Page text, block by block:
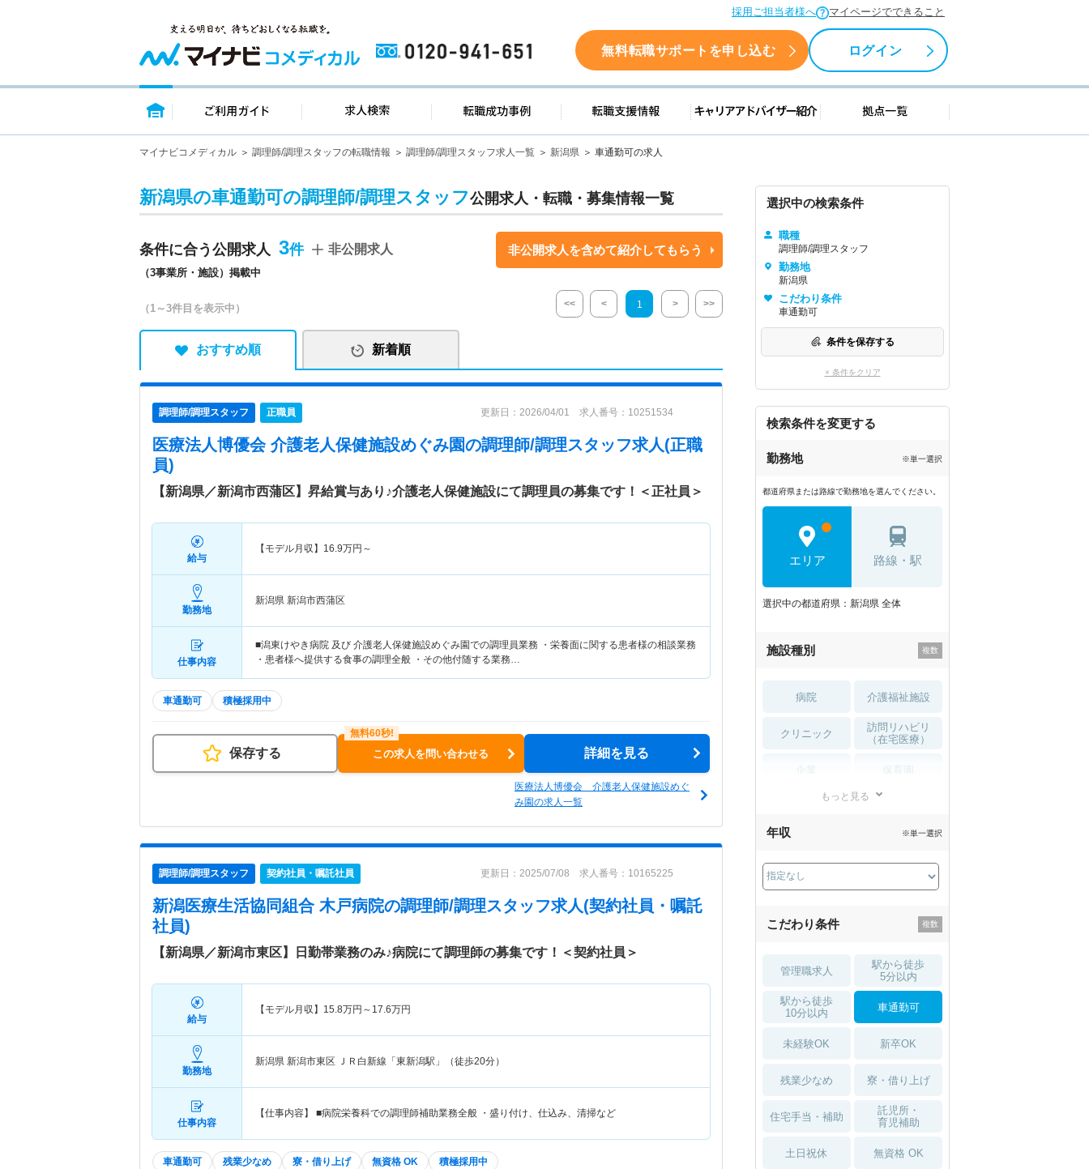
採用ご担当者様へ マイページでできること
0120-941-651 無料転職サポートを申し込む ログイン
トップページ ご利用ガイド 求人検索 転職成功事例 転職支援情報 キャリアアドバイザー紹介 拠点一覧
マイナビコメディカル 調理師/調理スタッフの転職情報 調理師/調理スタッフ求人一覧 新潟県 車通勤可の求人
新潟県の車通勤可の調理師/調理スタッフ公開求人・転職・募集情報一覧
条件に合う公開求人 3
（3事業所・施設）掲載中
非公開求人 非公開求人を含めて紹介してもらう
（1～3件目を表示中） << < 1 > >>
おすすめ順 新着順
調理師/調理スタッフ 正職員 更新日：2026/04/01 求人番号：10251534
医療法人博優会 介護老人保健施設めぐみ園の調理師/調理スタッフ求人(正職
員)
【新潟県／新潟市西蒲区】昇給賞与あり♪介護老人保健施設にて調理員の募集です！＜正社員＞
給与
【モデル月収】 16.9万円～
勤務地
新潟県 新潟市西蒲区
仕事内容
■潟東けやき病院 及び 介護老人保健施設めぐみ園での調理員業務 ・栄養面に関する患者様の相談業務
・患者様へ提供する食事の調理全般 ・その他付随する業務…
車通勤可 積極採用中
保存する この求人を問い合わせる 詳細を見る
医療法人博優会 介護老人保健施設めぐ
み園の求人一覧
調理師/調理スタッフ 契約社員・嘱託社員 更新日：2025/07/08 求人番号：10165225
新潟医療生活協同組合 木戸病院の調理師/調理スタッフ求人(契約社員・嘱託
社員)
【新潟県／新潟市東区】日勤帯業務のみ♪病院にて調理師の募集です！＜契約社員＞
給与
【モデル月収】 15.8万円～ 17.6万円
勤務地
新潟県 新潟市東区 ＪＲ白新線「東新潟駅」（徒歩20分）
仕事内容
【仕事内容】 ■病院栄養科での調理師補助業務全般 ・盛り付け、仕込み、清掃など
車通勤可 残業少なめ 寮・借り上げ 無資格 OK 積極採用中
選択中の検索条件
職種
調理師/調理スタッフ
勤務地
新潟県
こだわり条件
車通勤可
条件を保存する
× 条件をクリア
検索条件を変更する
勤務地 ※単一選択
都道府県または路線で勤務地を選んでください。
エリア 路線・駅
選択中の都道府県：新潟県 全体
施設種別
病院 介護福祉施設
クリニック
訪問リハビリ
（在宅医療）
薬局・
もっと見る
年収 ※単一選択
こだわり条件
管理職求人
駅から徒歩
5分以内
駅から徒歩
10分以内
車通勤可
未経験OK 新卒OK
残業少なめ 寮・借り上げ
住宅手当・補助
託児所・
育児補助
土日祝休 無資格 OK